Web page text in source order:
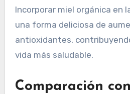
Incorporar miel orgánica en
una forma deliciosa de
antioxidantes,
vida más saludable.
Comparación